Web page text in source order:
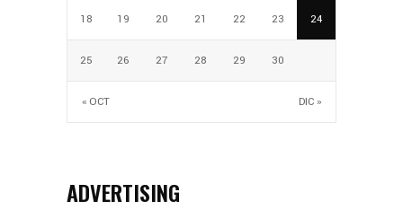
« OCT DIC »
18 19 20 21 22 23 24
25 26 27 28 29 30
ADVERTISING